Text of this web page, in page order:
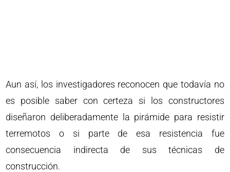
Aun así, los investigadores reconocen que todavía no
es posible saber con certeza si los constructores
diseñaron deliberadamente la pirámide para resistir
terremotos o si parte de esa resistencia fue
consecuencia indirecta de sus técnicas de
construcción.